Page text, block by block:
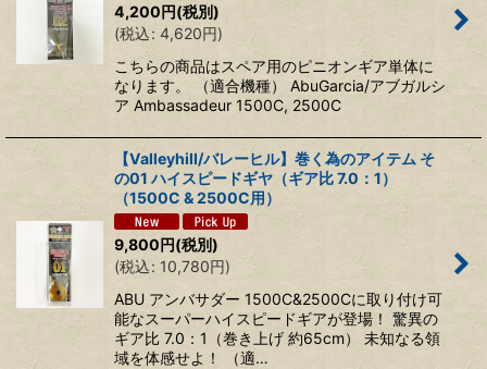
4,200円(税別)
(税込: 4,620円)
こちらの商品はスペア用のピニオンギア単体に
なります。 （適合機種） AbuGarcia/アブガルシ
ア Ambassadeur 1500C, 2500C
【Valleyhill/バレーヒル】巻く為のアイテム そ
の01 ハイスピードギヤ（ギア比 7.0：1）
（1500C & 2500C用）
9,800円(税別)
(税込: 10,780円)
ABU アンバサダー 1500C&2500Cに取り付け可
能なスーパーハイスピードギアが登場！ 驚異の
ギア比 7.0：1（巻き上げ 約65cm） 未知なる領
域を体感せよ！ （適…